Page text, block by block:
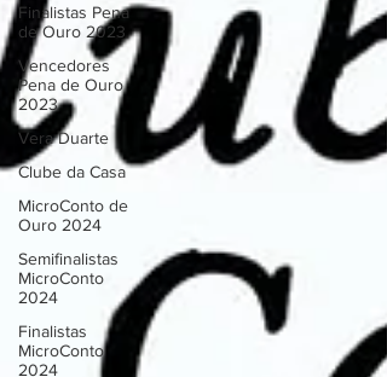
Finalistas Pena
de Ouro 2023
Vencedores
Pena de Ouro
2023
Vera Duarte
Clube da Casa
MicroConto de
Ouro 2024
Semifinalistas
MicroConto
2024
Finalistas
MicroConto
2024